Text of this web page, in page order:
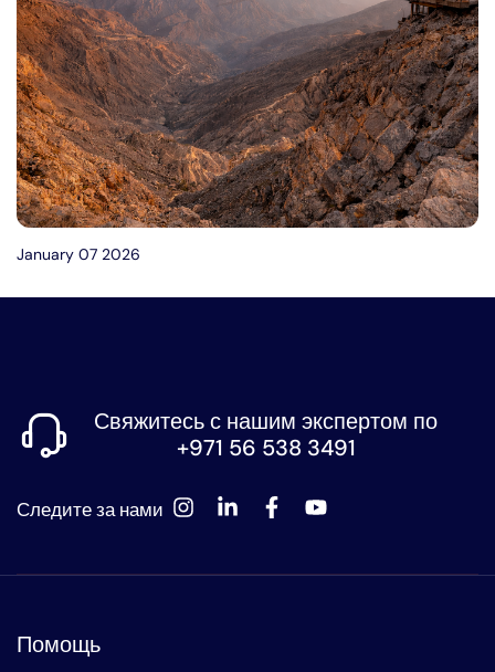
January 07 2026
Свяжитесь с нашим экспертом по
+971 56 538 3491
Следите за нами
Помощь